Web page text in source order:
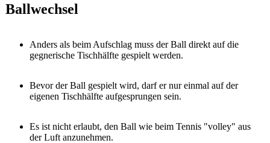
Ballwechsel
Anders als beim Aufschlag muss der Ball direkt auf die
gegnerische Tischhälfte gespielt werden.
Bevor der Ball gespielt wird, darf er nur einmal auf der
eigenen Tischhälfte aufgesprungen sein.
Es ist nicht erlaubt, den Ball wie beim Tennis "volley" aus
der Luft anzunehmen.